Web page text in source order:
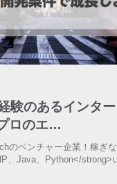
験のあるインタ
ロのエ…
のベンチャー企業！稼ぎ
、Java、Python</strong>